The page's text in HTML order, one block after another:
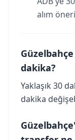
alım
dakika?
Yaklaşık 30
dakika